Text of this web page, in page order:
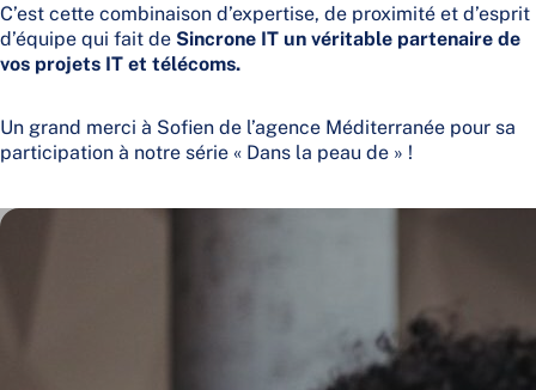
C’est cette combinaison d’expertise, de proximité et d’esprit
d’équipe qui fait de Sincrone IT un véritable partenaire de
vos projets IT et télécoms.
Un grand merci à Sofien de l’agence Méditerranée pour sa
participation à notre série « Dans la peau de » !